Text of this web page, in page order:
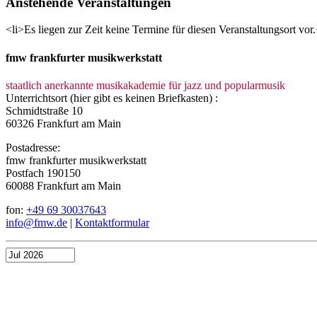
<li>Es liegen zur Zeit keine Termine für diesen Veranstaltungsort
fmw frankfurter musikwerkstatt
staatlich anerkannte musikakademie für jazz und popularmusik
Unterrichtsort (hier gibt es keinen Briefkasten) :
Schmidtstraße 10
60326 Frankfurt am Main
Postadresse:
fmw frankfurter musikwerkstatt
Postfach 190150
60088 Frankfurt am Main
fon: +49 69 30037643
info@fmw.de | Kontaktformular